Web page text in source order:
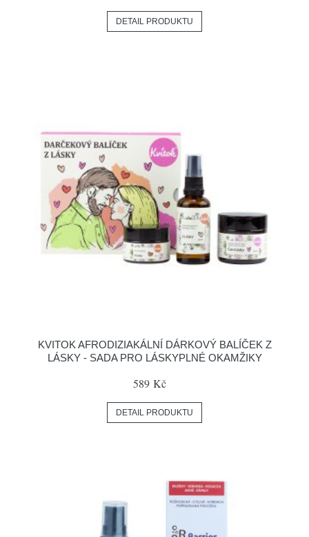
DETAIL PRODUKTU
KVITOK AFRODIZIAKÁLNÍ DÁRKOVÝ BALÍČEK Z
LÁSKY - SADA PRO LÁSKYPLNÉ OKAMŽIKY
589 Kč
DETAIL PRODUKTU